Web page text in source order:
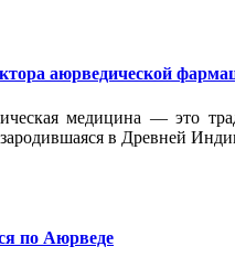
аюрведической
медицина — это
в Древней
по Аюрведе